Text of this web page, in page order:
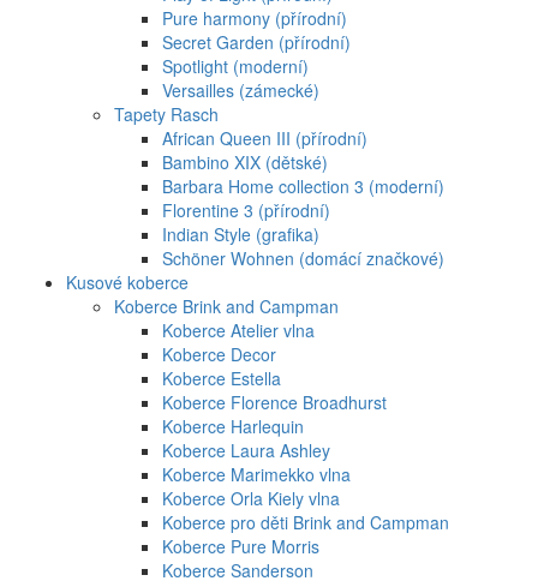
Pure harmony (přírodní)
Secret Garden (přírodní)
Spotlight (moderní)
Versailles (zámecké)
Tapety Rasch
African Queen III (přírodní)
Bambino XIX (dětské)
Barbara Home collection 3 (moderní)
Florentine 3 (přírodní)
Indian Style (grafika)
Schöner Wohnen (domácí značkové)
Kusové koberce
Koberce Brink and Campman
Koberce Atelier vlna
Koberce Decor
Koberce Estella
Koberce Florence Broadhurst
Koberce Harlequin
Koberce Laura Ashley
Koberce Marimekko vlna
Koberce Orla Kiely vlna
Koberce pro děti Brink and Campman
Koberce Pure Morris
Koberce Sanderson